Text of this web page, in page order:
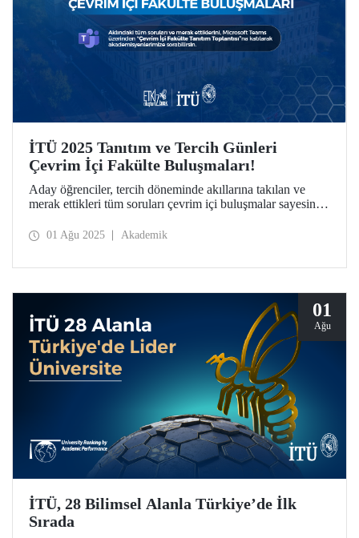
İTÜ 2025 Tanıtım ve Tercih Günleri
Çevrim İçi Fakülte Buluşmaları!
Aday öğrenciler, tercih döneminde akıllarına takılan ve
merak ettikleri tüm soruları çevrim içi buluşmalar sayesinde
hakkında detaylı bilgi alabiliyor.
01 Ağu 2025 Akademik
01
Ağu
İTÜ, 28 Bilimsel Alanla Türkiye’de İlk
Sırada